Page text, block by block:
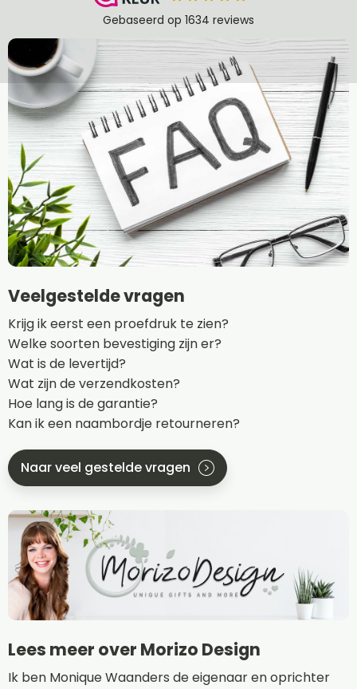
Veelgestelde vragen
Krijg ik eerst een proefdruk te zien?
Welke soorten bevestiging zijn er?
Wat is de levertijd?
Wat zijn de verzendkosten?
Hoe lang is de garantie?
Kan ik een naambordje retourneren?
Naar veel gestelde vragen
Lees meer over Morizo Design
Ik ben Monique Waanders de eigenaar en oprichter